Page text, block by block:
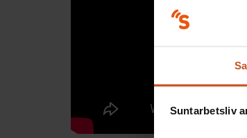
Suntarbetsliv